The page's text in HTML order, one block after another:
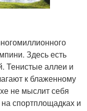
Здесь есть
Тенистые аллеи и
к блаженному
не мыслит себя
спортплощадках и